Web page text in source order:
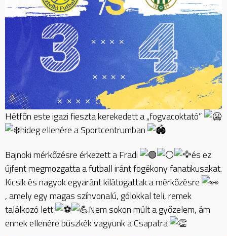
Hétfőn este igazi fieszta kerekedett a „fogvacoktató”
hideg ellenére a Sportcentrumban
Bajnoki mérkőzésre érkezett a Fradi
és ez
újfent megmozgatta a futball iránt fogékony fanatikusakat.
Kicsik és nagyok egyaránt kilátogattak a mérkőzésre
, amely egy magas színvonalú, gólokkal teli, remek
találkozó lett
Nem sokon múlt a győzelem, ám
ennek ellenére büszkék vagyunk a Csapatra